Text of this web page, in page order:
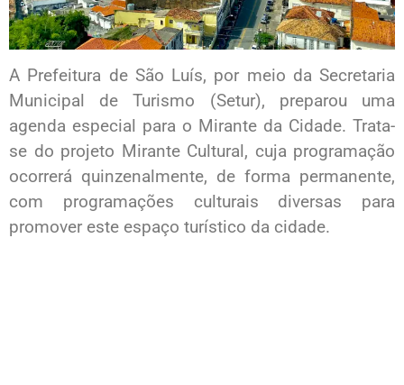
A Prefeitura de São Luís, por meio da Secretaria
Municipal de Turismo (Setur), preparou uma
agenda especial para o Mirante da Cidade. Trata-
se do projeto Mirante Cultural, cuja programação
ocorrerá quinzenalmente, de forma permanente,
com programações culturais diversas para
promover este espaço turístico da cidade.